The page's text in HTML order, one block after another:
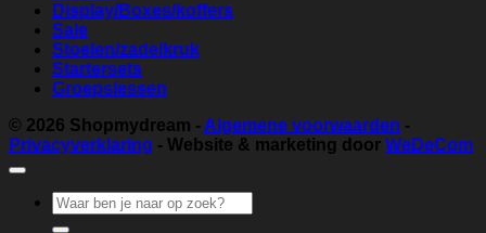
Display/Boxes/koffers
Sale
Stoelen/zadelkruk
Startersets
Groepslessen
© 2026 Shopmydream - Algemene voorwaarden -
Privacyverklaring - Website & marketing door WeDeCom
Zoeken
naar: